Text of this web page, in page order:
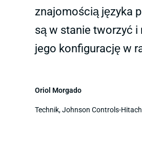
znajomością języka
są w stanie tworzyć
jego konfigurację w
Oriol Morgado
Technik, Johnson Controls-